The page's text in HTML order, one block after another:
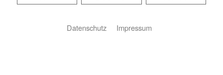
Datenschutz Impressum